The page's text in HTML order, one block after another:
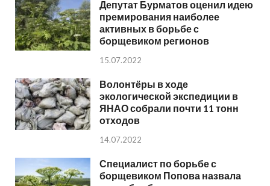
Депутат Бурматов оценил идею
премирования наиболее
активных в борьбе с
борщевиком регионов
15.07.2022
Волонтёры в ходе
экологической экспедиции в
ЯНАО собрали почти 11 тонн
отходов
14.07.2022
Специалист по борьбе с
борщевиком Попова назвала